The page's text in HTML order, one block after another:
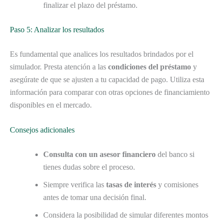
finalizar el plazo del préstamo.
Paso 5: Analizar los resultados
Es fundamental que analices los resultados brindados por el
simulador. Presta atención a las condiciones del préstamo y
asegúrate de que se ajusten a tu capacidad de pago. Utiliza esta
información para comparar con otras opciones de financiamiento
disponibles en el mercado.
Consejos adicionales
Consulta con un asesor financiero del banco si
tienes dudas sobre el proceso.
Siempre verifica las tasas de interés y comisiones
antes de tomar una decisión final.
Considera la posibilidad de simular diferentes montos